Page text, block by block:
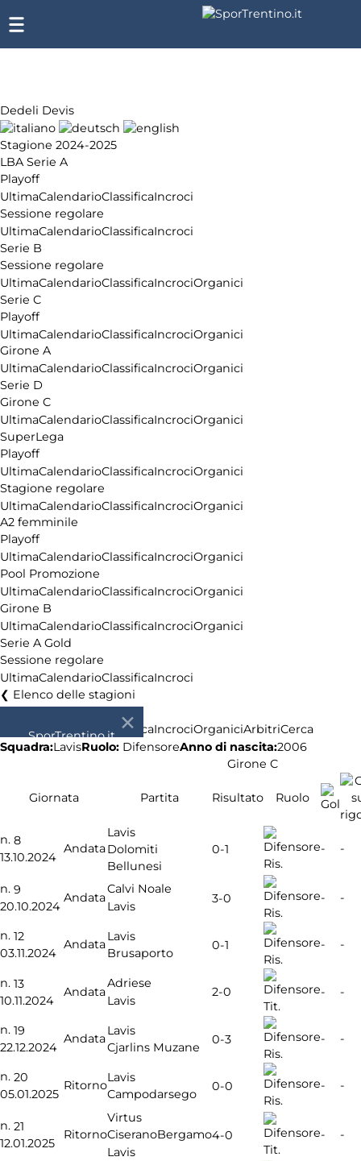
Dedeli Devis
Stagione 2024-2025
LBA Serie A
Playoff
UltimaCalendarioClassificaIncroci
Sessione regolare
UltimaCalendarioClassificaIncroci
Serie B
Sessione regolare
UltimaCalendarioClassificaIncrociOrganici
Serie C
Playoff
UltimaCalendarioClassificaIncrociOrganici
Girone A
UltimaCalendarioClassificaIncrociOrganici
Serie D
Girone C
UltimaCalendarioClassificaIncrociOrganici
SuperLega
Playoff
UltimaCalendarioClassificaIncrociOrganici
Stagione regolare
UltimaCalendarioClassificaIncrociOrganici
A2 femminile
Playoff
UltimaCalendarioClassificaIncrociOrganici
Pool Promozione
UltimaCalendarioClassificaIncrociOrganici
Girone B
UltimaCalendarioClassificaIncrociOrganici
Serie A Gold
Sessione regolare
UltimaCalendarioClassificaIncroci
Elenco delle stagioni
Ultima
Calendario ClassificaIncrociOrganiciArbitriCerca
Squadra:LavisRuolo: DifensoreAnno di nascita:2006
Girone C
Giornata Partita Risultato Ruolo
n. 8
13.10.2024
Andata
Lavis
Dolomiti
Bellunesi
0-1
Ris.
- -
n. 9
20.10.2024
Andata
Calvi Noale
Lavis
3-0
Ris.
- -
n. 12
03.11.2024
Andata
Lavis
Brusaporto
0-1
Ris.
- -
n. 13
10.11.2024
Andata
Adriese
Lavis
2-0
Tit.
- -
n. 19
22.12.2024
Andata
Lavis
Cjarlins Muzane
0-3
Ris.
- -
n. 20
05.01.2025
Ritorno
Lavis
Campodarsego
0-0
Ris.
- -
n. 21
12.01.2025
Ritorno
Virtus
CiseranoBergamo
Lavis
4-0
Tit.
- -
SporTrentino.it
Chi siamo